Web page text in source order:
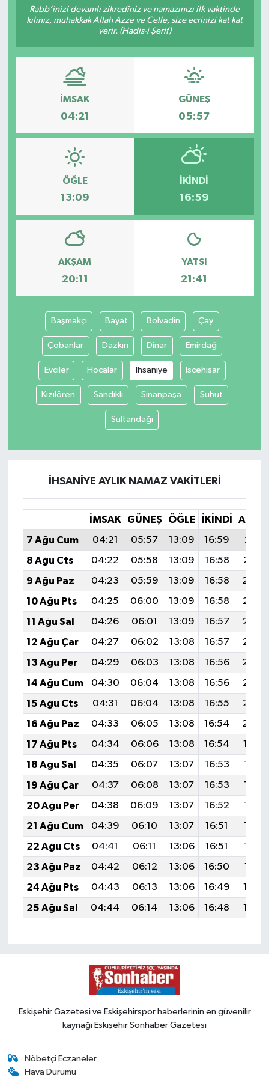
Rabb’inizi devamlı zikrediniz ve namazınızı ilk vaktinde
kılınız, muhakkak Allah Azze ve Celle, size ecrinizi kat kat
verir. (Hadis-i Şerif)
İMSAK
04:21
GÜNEŞ
05:57
ÖĞLE
13:09
İKINDI
16:59
AKŞAM
20:11
YATSI
21:41
Başmakçı Bayat Bolvadin Çay
Çobanlar Dazkırı Dinar Emirdağ
Evciler Hocalar İhsaniye İscehisar
Kızılören Sandıklı Sinanpaşa Şuhut
Sultandağı
İHSANIYE AYLIK NAMAZ VAKITLERI
İMSAK GÜNEŞ ÖĞLE İKINDI
7 Ağu Cum
04:21 05:57 13:09 16:59
20:11
8 Ağu Cts
04:22 05:58 13:09 16:58
20:10
9 Ağu Paz
04:23 05:59 13:09 16:58
10 Ağu Pts
04:25 06:00 13:09 16:58
11 Ağu Sal
04:26 06:01 13:09 16:57
12 Ağu Çar
04:27 06:02 13:08 16:57
13 Ağu Per
04:29 06:03 13:08 16:56
14 Ağu Cum
04:30 06:04 13:08 16:56
15 Ağu Cts
04:31 06:04 13:08 16:55
16 Ağu Paz
04:33 06:05 13:08 16:54
17 Ağu Pts
04:34 06:06 13:08 16:54
19:59
18 Ağu Sal
04:35 06:07 13:07 16:53
19:58
19 Ağu Çar
04:37 06:08 13:07 16:53
19:56
20 Ağu Per
04:38 06:09 13:07 16:52
19:55
21 Ağu Cum
04:39 06:10 13:07 16:51
19:53
22 Ağu Cts
04:41 06:11 13:06 16:51
19:52
23 Ağu Paz
04:42 06:12 13:06 16:50
19:51
24 Ağu Pts
04:43 06:13 13:06 16:49
19:49
25 Ağu Sal
04:44 06:14 13:06 16:48 19:48
Eskişehir Gazetesi ve Eskişehirspor haberlerinin en güvenilir
kaynağı Eskişehir Sonhaber Gazetesi
Nöbetçi Eczaneler
Hava Durumu
Siyaset